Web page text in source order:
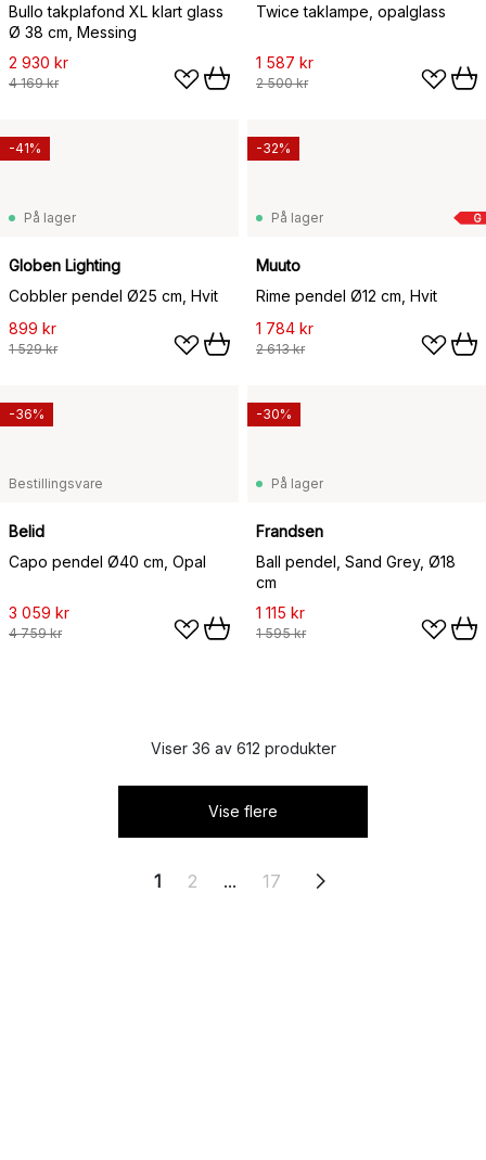
Bullo takplafond XL klart glass
Ø 38 cm, Messing
2 930 kr
4 169 kr
Twice taklampe, opalglass
1 587 kr
2 500 kr
På lager
Globen Lighting
Cobbler pendel Ø25 cm, Hvit
899 kr
1 529 kr
-41%
G
På lager
Muuto
Rime pendel Ø12 cm, Hvit
1 784 kr
2 613 kr
-32%
Bestillingsvare
Belid
Capo pendel Ø40 cm, Opal
3 059 kr
4 759 kr
-36%
På lager
Frandsen
Ball pendel, Sand Grey, Ø18
cm
1 115 kr
1 595 kr
-30%
Viser 36 av 612 produkter
Vise flere
1 2 ... 17